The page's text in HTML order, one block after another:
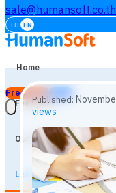
sale@humansoft.co.th
TH EN
Home
Features
Our Customers
Learning
Free Trial